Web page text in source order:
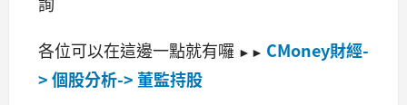
各位可以在這邊一點就有囉 ►► CMoney財經-
> 個股分析-> 董監持股